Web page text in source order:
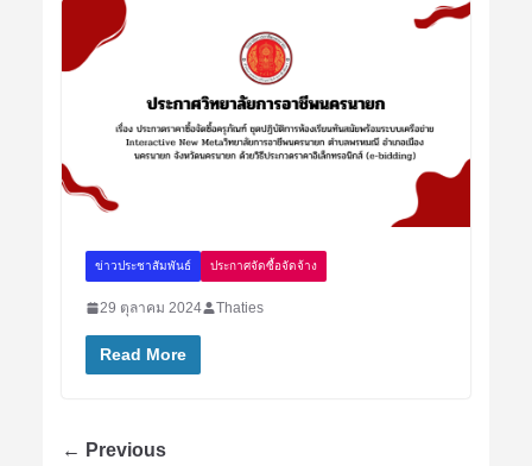
ข่าวประชาสัมพันธ์ ประกาศจัดซื้อจัดจ้าง
29 ตุลาคม 2024 Thaties
Read More
← Previous